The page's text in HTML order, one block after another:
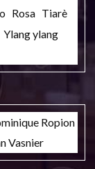
Rosa Tiarè
Ylang ylang
Ropion
Vasnier